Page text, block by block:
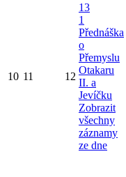
10 11 12
13
1
Přednáška
o
Přemyslu
Otakaru
II. a
Jevíčku
Zobrazit
všechny
záznamy
ze dne